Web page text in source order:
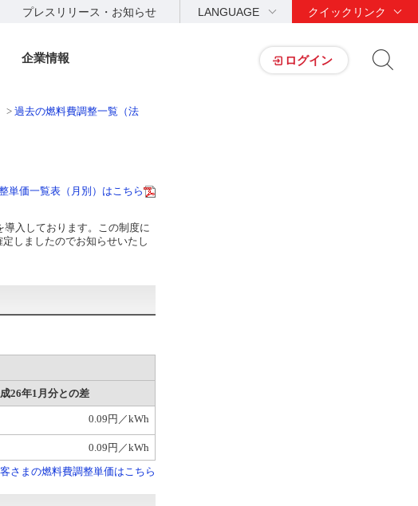
プレスリリース・お知らせ LANGUAGE クイックリンク
ログイン
企業情報
> 過去の燃料費調整一覧（法
単価一覧表（月別）はこちら
入しております。この制度に
しましたのでお知らせいたし
26年1月分との差
0.09円／kWh
0.09円／kWh
さまの燃料費調整単価はこちら